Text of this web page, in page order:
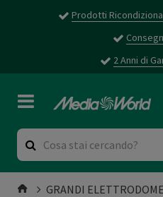
Prodotti
2 Anni di
GRANDI